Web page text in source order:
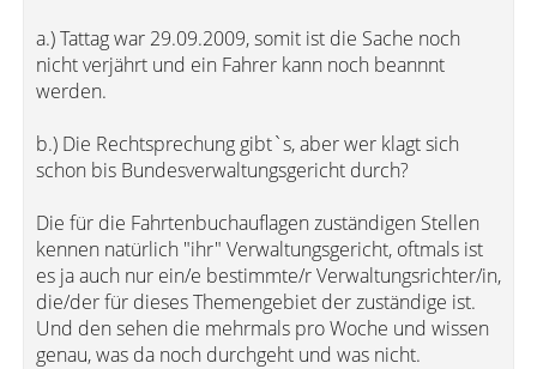
a.) Tattag war 29.09.2009, somit ist die Sache noch
nicht verjährt und ein Fahrer kann noch beannnt
werden.
b.) Die Rechtsprechung gibt`s, aber wer klagt sich
schon bis Bundesverwaltungsgericht durch?
Die für die Fahrtenbuchauflagen zuständigen Stellen
kennen natürlich "ihr" Verwaltungsgericht, oftmals ist
es ja auch nur ein/e bestimmte/r Verwaltungsrichter/in,
die/der für dieses Themengebiet der zuständige ist.
Und den sehen die mehrmals pro Woche und wissen
genau, was da noch durchgeht und was nicht.